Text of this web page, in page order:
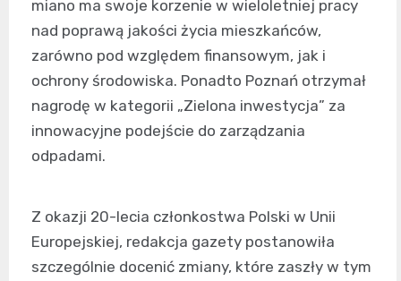
miano ma swoje korzenie w wieloletniej pracy
nad poprawą jakości życia mieszkańców,
zarówno pod względem finansowym, jak i
ochrony środowiska. Ponadto Poznań otrzymał
nagrodę w kategorii „Zielona inwestycja” za
innowacyjne podejście do zarządzania
odpadami.
Z okazji 20-lecia członkostwa Polski w Unii
Europejskiej, redakcja gazety postanowiła
szczególnie docenić zmiany, które zaszły w tym